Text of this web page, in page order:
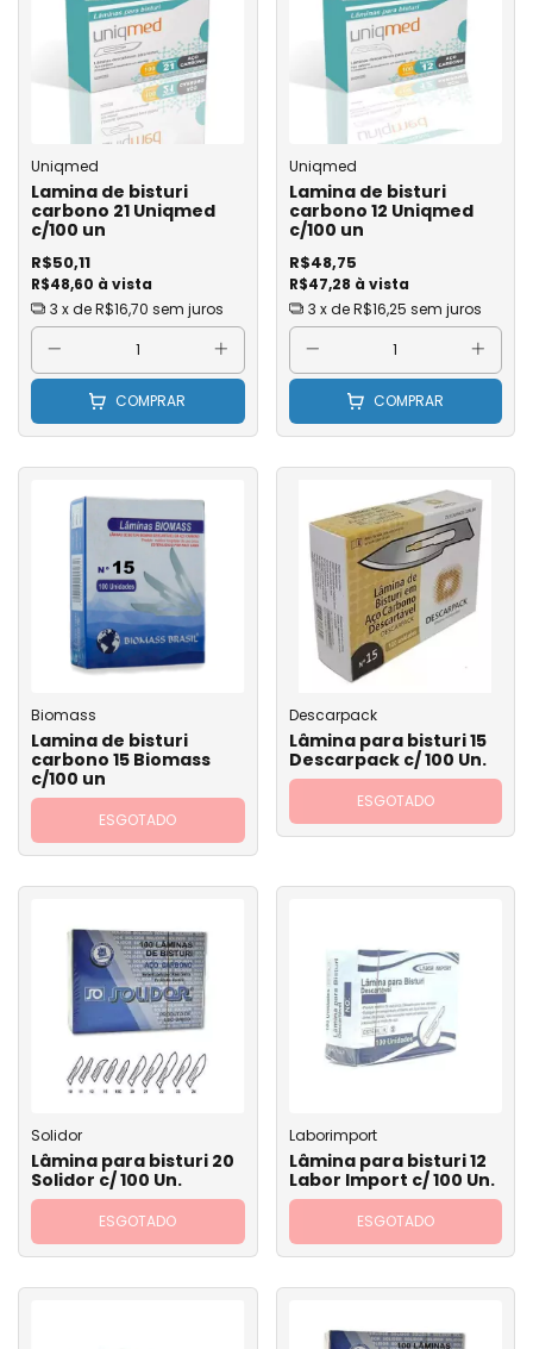
Uniqmed
Lamina de bisturi
carbono 21 Uniqmed
c/100 un
R$48,60 à vista
R$50,11
3 x deR$16,70 sem juros
COMPRAR
Uniqmed
Lamina de bisturi
carbono 12 Uniqmed
c/100 un
R$47,28 à vista
R$48,75
3 x deR$16,25 sem juros
COMPRAR
Biomass
Lamina de bisturi
carbono 15 Biomass
c/100 un
ESGOTADO
Descarpack
Lâmina para bisturi 15
Descarpack c/ 100 Un.
ESGOTADO
Solidor
Lâmina para bisturi 20
Solidor c/ 100 Un.
ESGOTADO
Laborimport
Lâmina para bisturi 12
Labor Import c/ 100 Un.
ESGOTADO